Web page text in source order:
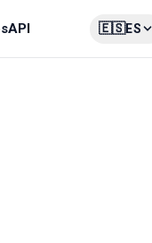
API 🇪🇸ES